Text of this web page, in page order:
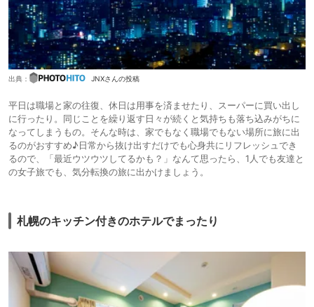
出典： JNXさんの投稿
平日は職場と家の往復、休日は用事を済ませたり、スーパーに買い出し
に行ったり。同じことを繰り返す日々が続くと気持ちも落ち込みがちに
なってしまうもの。そんな時は、家でもなく職場でもない場所に旅に出
るのがおすすめ♪日常から抜け出すだけでも心身共にリフレッシュでき
るので、「最近ウツウツしてるかも？」なんて思ったら、1人でも友達と
の女子旅でも、気分転換の旅に出かけましょう。
札幌のキッチン付きのホテルでまったり